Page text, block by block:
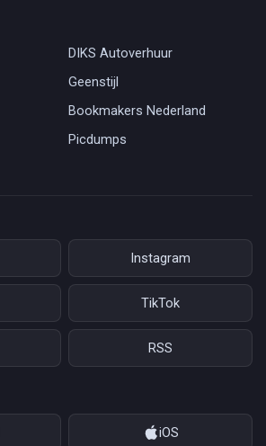
DIKS Autoverhuur
Geenstijl
Bookmakers Nederland
Picdumps
Instagram
TikTok
RSS
iOS